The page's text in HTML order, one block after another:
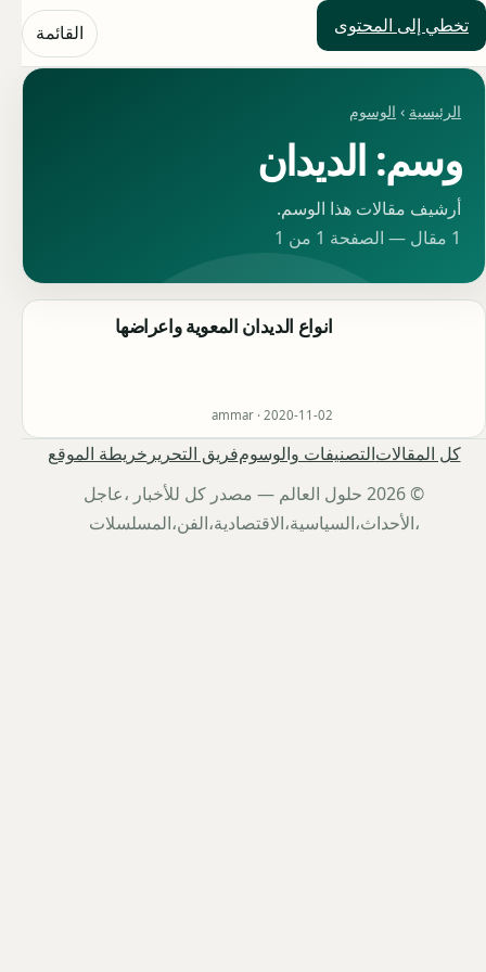
تخطي إلى المحتوى
حلول العالم القائمة
الرئيسية › الوسوم
وسم: الديدان
أرشيف مقالات هذا الوسم.
1 مقال — الصفحة 1 من 1
انواع الديدان المعوية واعراضها
ammar · 2020-11-02
كل المقالاتالتصنيفات والوسومفريق التحرير خريطة الموقع
© 2026 حلول العالم — مصدر كل للأخبار ،عاجل
،الأحداث،السياسية،الاقتصادية،الفن،المسلسلات